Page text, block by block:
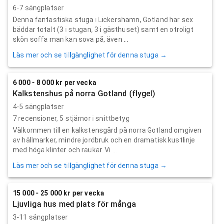
6-7 sängplatser
Denna fantastiska stuga i Lickershamn, Gotland har sex
bäddar totalt (3 i stugan, 3 i gästhuset) samt en otroligt
skön soffa man kan sova på, även ...
Läs mer och se tillgänglighet för denna stuga →
6 000 - 8 000 kr per vecka
Kalkstenshus på norra Gotland (flygel)
4-5 sängplatser
7recensioner, 5 stjärnor i snittbetyg
Välkommen till en kalkstensgård på norra Gotland omgiven
av hällmarker, mindre jordbruk och en dramatisk kustlinje
med höga klinter och raukar. Vi ...
Läs mer och se tillgänglighet för denna stuga →
15 000 - 25 000 kr per vecka
Ljuvliga hus med plats för många
3-11 sängplatser